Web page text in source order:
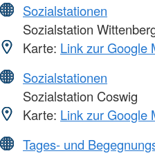
Sozialstationen
Sozialstation
Karte: Link zur Google
Sozialstationen
Sozialstation Coswig
Karte: Link zur Google
Tages- und